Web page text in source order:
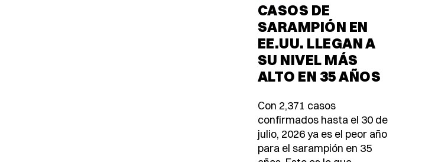
CASOS DE
SARAMPIÓN EN
EE.UU. LLEGAN A
SU NIVEL MÁS
ALTO EN 35 AÑOS
Con 2,371 casos
confirmados hasta el 30 de
julio, 2026 ya es el peor año
para el sarampión en 35